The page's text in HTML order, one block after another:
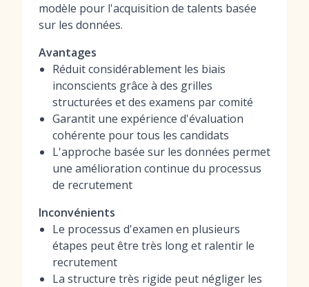
modèle pour l'acquisition de talents basée
sur les données.
Avantages
Réduit considérablement les biais
inconscients grâce à des grilles
structurées et des examens par comité
Garantit une expérience d'évaluation
cohérente pour tous les candidats
L'approche basée sur les données permet
une amélioration continue du processus
de recrutement
Inconvénients
Le processus d'examen en plusieurs
étapes peut être très long et ralentir le
recrutement
La structure très rigide peut négliger les